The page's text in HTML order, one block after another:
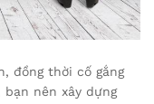
đồng thời cố gắng
nên xây dựng